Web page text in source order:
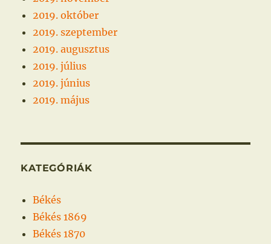
2019. október
2019. szeptember
2019. augusztus
2019. július
2019. június
2019. május
KATEGÓRIÁK
Békés
Békés 1869
Békés 1870